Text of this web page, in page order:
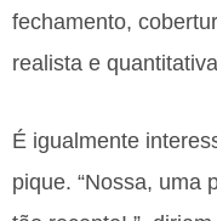
fechamento,
realista e
É igualmente
pique. “Nossa, uma